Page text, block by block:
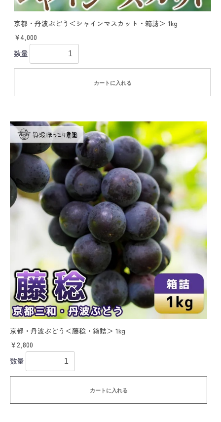
京都・丹波ぶどう＜シャインマスカット・箱詰＞ 1kg
￥4,000
数量
カートに入れる
京都・丹波ぶどう＜藤稔・箱詰＞ 1kg
￥2,800
数量
カートに入れる